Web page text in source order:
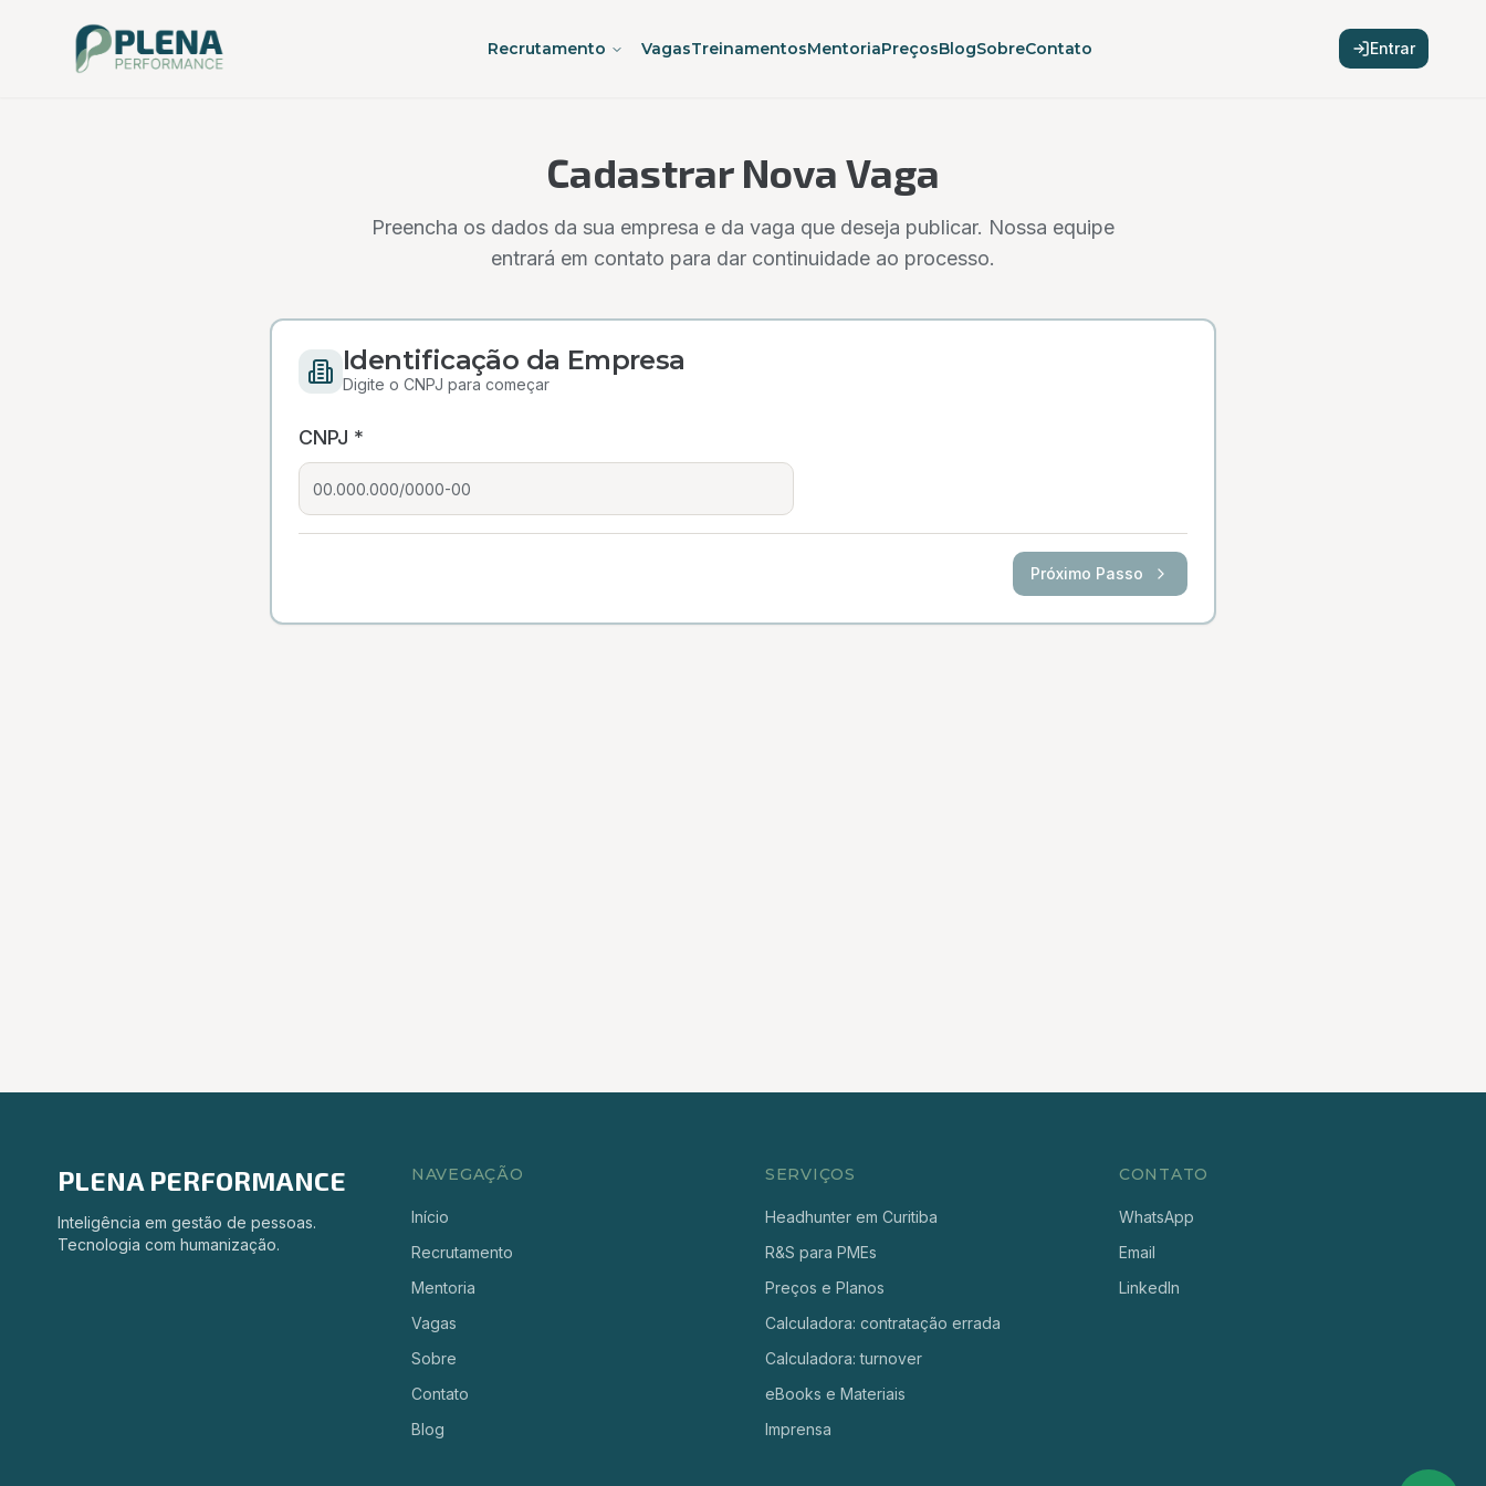
Recrutamento VagasTreinamentosMentoriaPreçosBlogSobreContato Entrar
Cadastrar Nova Vaga
Preencha os dados da sua empresa e da vaga que deseja publicar. Nossa equipe
entrará em contato para dar continuidade ao processo.
Identificação da Empresa
Digite o CNPJ para começar
CNPJ *
Próximo Passo
PLENA PERFORMANCE
Inteligência em gestão de pessoas.
Tecnologia com humanização.
NAVEGAÇÃO
Início
Recrutamento
Mentoria
Vagas
Sobre
Contato
Blog
SERVIÇOS
Headhunter em Curitiba
R&S para PMEs
Preços e Planos
Calculadora: contratação errada
Calculadora: turnover
eBooks e Materiais
Imprensa
CONTATO
WhatsApp
Email
LinkedIn